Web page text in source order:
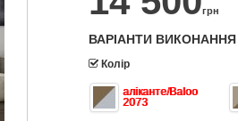
грн
ВАРІАНТИ ВИКОНАННЯ
Колір
аліканте/Baloo
2073